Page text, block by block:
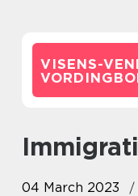
VISENS-
04 March 2023